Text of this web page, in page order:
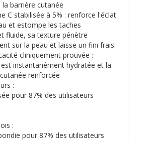
barrière cutanée
C stabilisée à 5% : renforce l'éclat
et estompe les taches
fluide, sa texture pénètre
sur la peau et laisse un fini frais.
cliniquement prouvée :
instantanément hydratée et la
renforcée
:
pour 87% des utilisateurs
:
pour 87% des utilisateurs